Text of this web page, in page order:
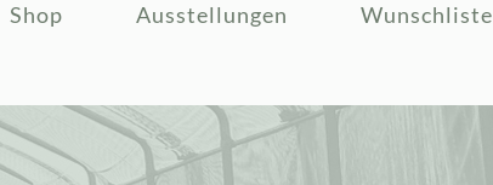
Shop Ausstellungen Wunschliste